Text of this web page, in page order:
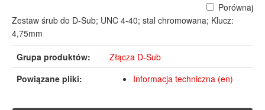
Porównaj
Zestaw śrub do D-Sub; UNC 4-40; stal chromowana; Klucz:
4,75mm
Grupa produktów:
Złącza D-Sub
Powiązane pliki:
Informacja techniczna (en)